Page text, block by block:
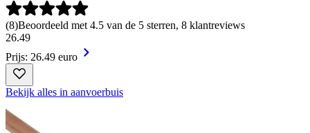
(8)Beoordeeld met 4.5 van de 5 sterren, 8 klantreviews
26.49
Prijs: 26.49 euro
Bekijk alles in aanvoerbuis